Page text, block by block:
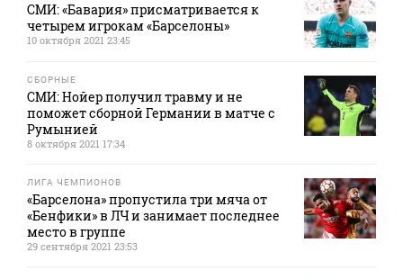
СМИ: «Бавария» присматривается к
четырем игрокам «Барселоны»
10 октября 2021 23:45
СБОРНЫЕ
СМИ: Нойер получил травму и не
поможет сборной Германии в матче с
Румынией
8 октября 2021 17:34
ЛИГА ЧЕМПИОНОВ
«Барселона» пропустила три мяча от
«Бенфики» в ЛЧ и занимает последнее
место в группе
29 сентября 2021 23:53